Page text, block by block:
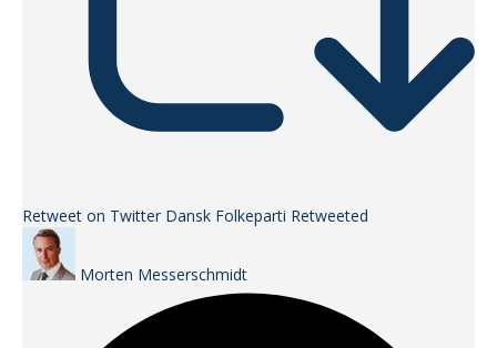
Retweet on Twitter Dansk Folkeparti Retweeted
Morten Messerschmidt